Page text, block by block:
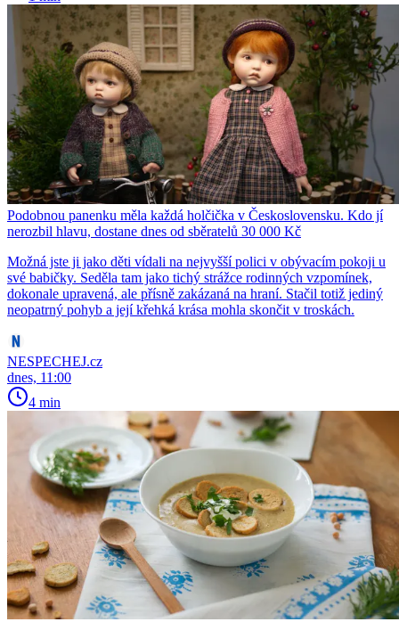
Podobnou panenku měla každá holčička v Československu. Kdo jí
nerozbil hlavu, dostane dnes od sběratelů 30 000 Kč
Možná jste ji jako děti vídali na nejvyšší polici v obývacím pokoji u
své babičky. Seděla tam jako tichý strážce rodinných vzpomínek,
dokonale upravená, ale přísně zakázaná na hraní. Stačil totiž jediný
neopatrný pohyb a její křehká krása mohla skončit v troskách.
NESPECHEJ.cz
dnes, 11:00
4 min